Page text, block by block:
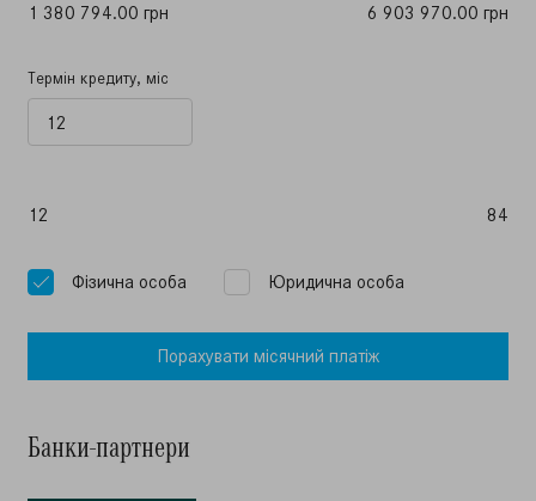
1 380 794.00 грн 6 903 970.00 грн
Термін кредиту, міс
12 84
Фiзична особа Юридична особа
Порахувати мiсячний платiж
Банки-партнери